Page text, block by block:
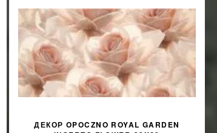
ДЕКОР OPOCZNO ROYAL GARDEN